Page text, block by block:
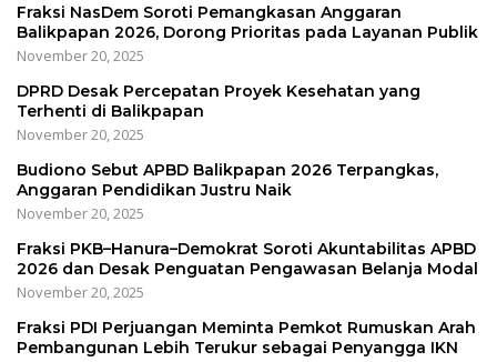
Fraksi NasDem Soroti Pemangkasan Anggaran
Balikpapan 2026, Dorong Prioritas pada Layanan Publik
November 20, 2025
DPRD Desak Percepatan Proyek Kesehatan yang
Terhenti di Balikpapan
November 20, 2025
Budiono Sebut APBD Balikpapan 2026 Terpangkas,
Anggaran Pendidikan Justru Naik
November 20, 2025
Fraksi PKB–Hanura–Demokrat Soroti Akuntabilitas APBD
2026 dan Desak Penguatan Pengawasan Belanja Modal
November 20, 2025
Fraksi PDI Perjuangan Meminta Pemkot Rumuskan Arah
Pembangunan Lebih Terukur sebagai Penyangga IKN